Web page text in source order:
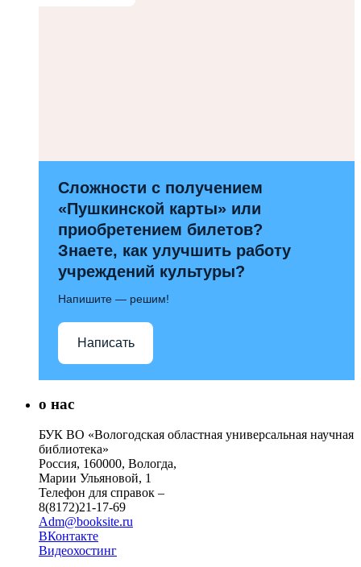
Сложности с получением
«Пушкинской карты» или
приобретением билетов?
Знаете, как улучшить работу
учреждений культуры?
Напишите — решим!
Написать
о нас
БУК ВО «Вологодская областная универсальная научная
библиотека»
Россия, 160000, Вологда,
Марии Ульяновой, 1
Телефон для справок –
8(8172)21-17-69
Adm@booksite.ru
ВКонтакте
Видеохостинг